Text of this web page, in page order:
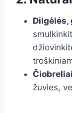
Dilgėlės,
žuvies,